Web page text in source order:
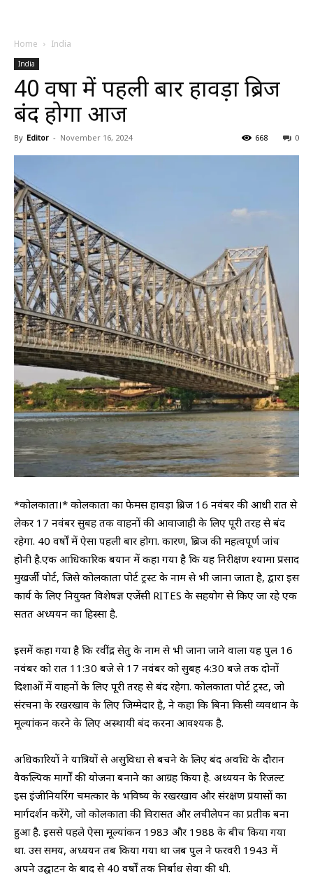
Home India
India
40 वर्षों में पहली बार हावड़ा ब्रिज
बंद होगा आज
By Editor - November 16, 2024 0
668
*कोलकाता।* कोलकाता का फेमस हावड़ा ब्रिज 16 नवंबर की आधी रात से
लेकर 17 नवंबर सुबह तक वाहनों की आवाजाही के लिए पूरी तरह से बंद
रहेगा. 40 वर्षों में ऐसा पहली बार होगा. कारण, ब्रिज की महत्वपूर्ण जांच
होनी है.एक आधिकारिक बयान में कहा गया है कि यह निरीक्षण श्यामा प्रसाद
मुखर्जी पोर्ट, जिसे कोलकाता पोर्ट ट्रस्ट के नाम से भी जाना जाता है, द्वारा इस
कार्य के लिए नियुक्त विशेषज्ञ एजेंसी RITES के सहयोग से किए जा रहे एक
सतत अध्ययन का हिस्सा है.
इसमें कहा गया है कि रवींद्र सेतु के नाम से भी जाना जाने वाला यह पुल 16
नवंबर को रात 11:30 बजे से 17 नवंबर को सुबह 4:30 बजे तक दोनों
दिशाओं में वाहनों के लिए पूरी तरह से बंद रहेगा. कोलकाता पोर्ट ट्रस्ट, जो
संरचना के रखरखाव के लिए जिम्मेदार है, ने कहा कि बिना किसी व्यवधान के
मूल्यांकन करने के लिए अस्थायी बंद करना आवश्यक है.
अधिकारियों ने यात्रियों से असुविधा से बचने के लिए बंद अवधि के दौरान
वैकल्पिक मार्गों की योजना बनाने का आग्रह किया है. अध्ययन के रिजल्ट
इस इंजीनियरिंग चमत्कार के भविष्य के रखरखाव और संरक्षण प्रयासों का
मार्गदर्शन करेंगे, जो कोलकाता की विरासत और लचीलेपन का प्रतीक बना
हुआ है. इससे पहले ऐसा मूल्यांकन 1983 और 1988 के बीच किया गया
था. उस समय, अध्ययन तब किया गया था जब पुल ने फरवरी 1943 में
अपने उद्घाटन के बाद से 40 वर्षों तक निर्बाध सेवा की थी.